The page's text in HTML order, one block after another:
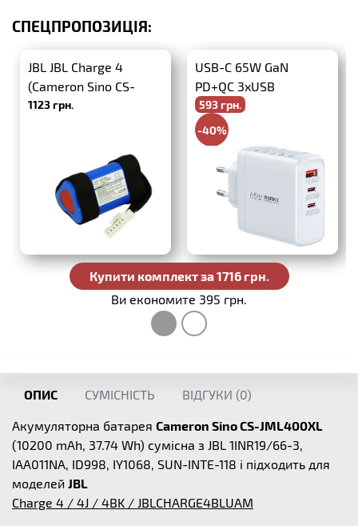
СПЕЦПРОПОЗИЦІЯ:
JBL JBL Charge 4
(Cameron Sino CS-
JML400XL)
1123 грн.
USB-C 65W GaN
PD+QC 3xUSB
593 грн.
-40%
988 грн.
Купити комплект за 1716 грн.
Ви економите 395 грн.
ОПИС СУМІСНІСТЬ ВІДГУКИ (0)
Акумуляторна батарея Cameron Sino CS-JML400XL
(10200 mAh, 37.74 Wh) сумісна з JBL 1INR19/66-3,
IAA011NA, ID998, IY1068, SUN-INTE-118 і підходить для
моделей JBL
Charge 4 / 4J / 4BK / JBLCHARGE4BLUAM